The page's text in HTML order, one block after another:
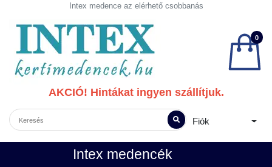
Intex medence az elérhető csobbanás
0
AKCIÓ! Hintákat ingyen szállítjuk.
Fiók
Intex medencék